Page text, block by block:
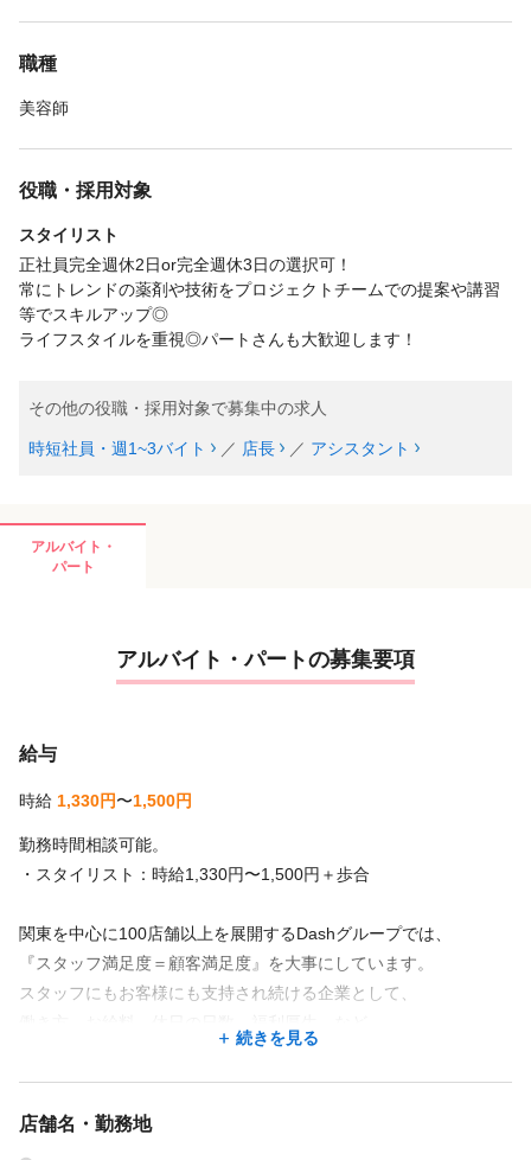
職種
美容師
役職・採用対象
スタイリスト
正社員完全週休2日or完全週休3日の選択可！
常にトレンドの薬剤や技術をプロジェクトチームでの提案や講習
等でスキルアップ◎
ライフスタイルを重視◎パートさんも大歓迎します！
その他の役職・採用対象で募集中の求人
時短社員・週1~3バイト ／ 店長 ／ アシスタント
アルバイト・
パート
アルバイト・パートの募集要項
給与
時給 1,330円〜1,500円
勤務時間相談可能。
・スタイリスト：時給1,330円〜1,500円＋歩合
関東を中心に100店舗以上を展開するDashグループでは、
『スタッフ満足度＝顧客満足度』を大事にしています。
スタッフにもお客様にも支持され続ける企業として、
何がベストなのかをチャレンジし続けています！
★ポイント①： 働き方の充実！ライフスタイルに合わせた選択が
続きを見る
店舗名・勤務地